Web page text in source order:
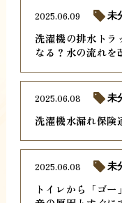
洗濯機の排水トラ
なる？水の流れを
2025.06.09 未
洗濯機水漏れ保険
2025.06.08 未
トイレから「ゴ
2025.06.08 未